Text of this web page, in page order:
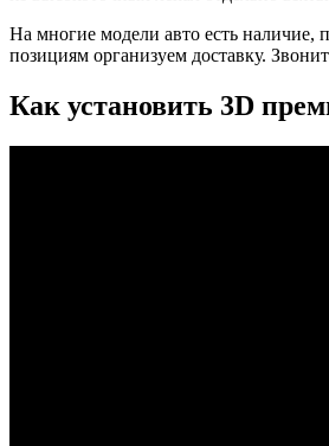
На многие модели авто есть наличие,
позициям организуем доставку.
Как установить 3D